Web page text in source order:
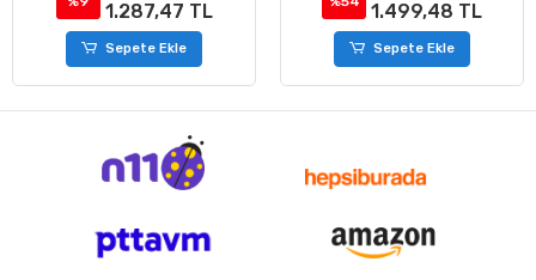
1.287,47 TL
Sepete Ekle
1.499,48 TL
Sepete Ekle